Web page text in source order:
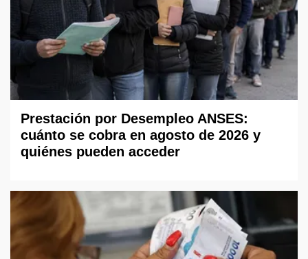
Prestación por Desempleo ANSES:
cuánto se cobra en agosto de 2026 y
quiénes pueden acceder